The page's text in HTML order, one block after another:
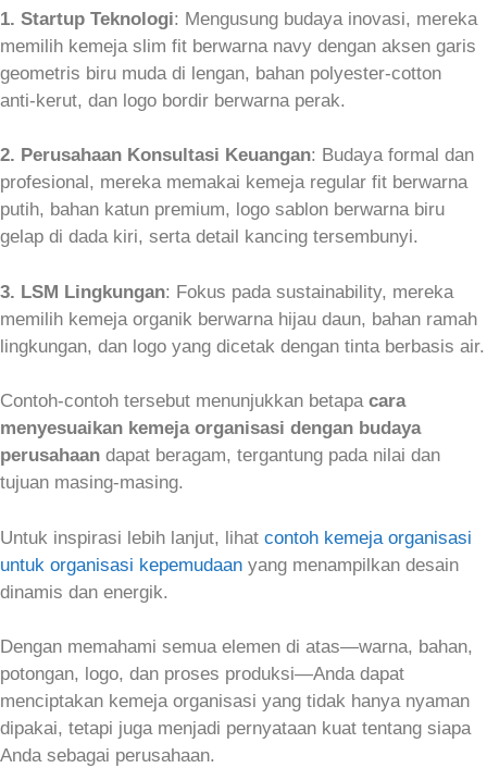
1. Startup Teknologi: Mengusung budaya inovasi, mereka
memilih kemeja slim fit berwarna navy dengan aksen garis
geometris biru muda di lengan, bahan polyester‑cotton
anti‑kerut, dan logo bordir berwarna perak.
2. Perusahaan Konsultasi Keuangan: Budaya formal dan
profesional, mereka memakai kemeja regular fit berwarna
putih, bahan katun premium, logo sablon berwarna biru
gelap di dada kiri, serta detail kancing tersembunyi.
3. LSM Lingkungan: Fokus pada sustainability, mereka
memilih kemeja organik berwarna hijau daun, bahan ramah
lingkungan, dan logo yang dicetak dengan tinta berbasis air.
Contoh-contoh tersebut menunjukkan betapa cara
menyesuaikan kemeja organisasi dengan budaya
perusahaan dapat beragam, tergantung pada nilai dan
tujuan masing‑masing.
Untuk inspirasi lebih lanjut, lihat contoh kemeja organisasi
untuk organisasi kepemudaan yang menampilkan desain
dinamis dan energik.
Dengan memahami semua elemen di atas—warna, bahan,
potongan, logo, dan proses produksi—Anda dapat
menciptakan kemeja organisasi yang tidak hanya nyaman
dipakai, tetapi juga menjadi pernyataan kuat tentang siapa
Anda sebagai perusahaan.